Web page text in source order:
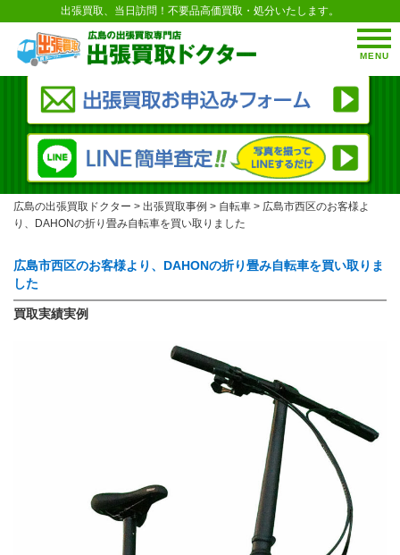
MENU
出張買取、当日訪問！不要品高価買取・処分いたします。
広島の出張買取ドクター > 出張買取事例 > 自転車 > 広島市西区のお客様よ
り、DAHONの折り畳み自転車を買い取りました
広島市西区のお客様より、DAHONの折り畳み自転車を買い取りま
した
買取実績実例